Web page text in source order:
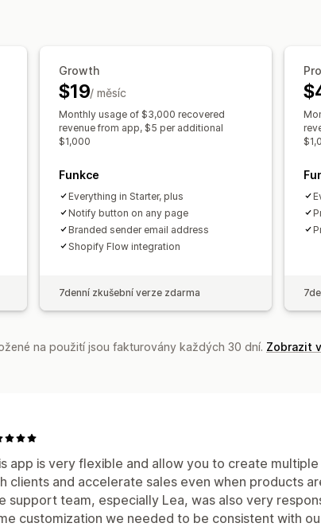
Editor
Import a
pro shromažďování souhlasu s doručováním e-
Označování štítky
Growth
$19/ měsíc
Monthly usage of $3,000 recovered
revenue from app, $5 per additional
$1,000
Funkce
Everything in Starter, plus
Notify button on any page
Branded sender email address
Shopify Flow integration
7denní zkušební verze zdarma
na použití jsou fakturovány každých 30 dní. Zobrazit
app is very flexible and allow you to create
clients and accelerate sales even when products
support team, especially Lea, was also very
customization we needed to be consistent with